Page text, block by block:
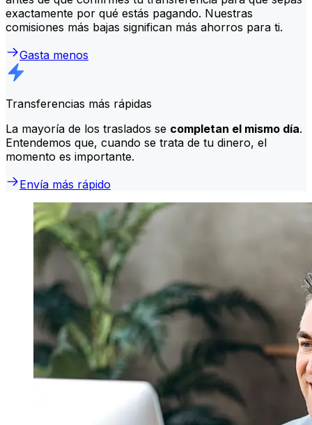
exactamente por qué estás pagando. Nuestras
comisiones más bajas significan más ahorros para ti.
Gasta menos
Transferencias más rápidas
La mayoría de los traslados se completan el mismo día.
Entendemos que, cuando se trata de tu dinero, el
momento es importante.
Envía más rápido